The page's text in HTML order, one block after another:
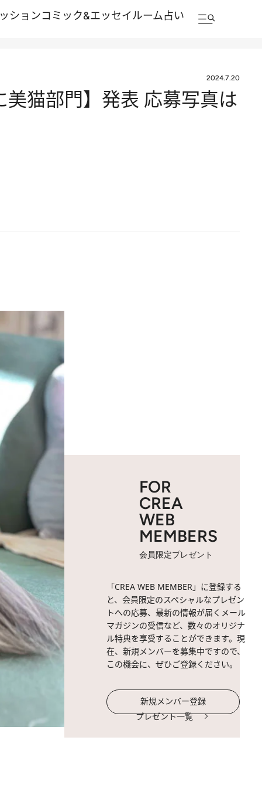
ションコミック&エッセイルーム占い
2024.7.20
猫部門】発表 応募写真は
FOR
CREA
WEB
MEMBERS
会員限定プレゼント
「CREA WEB MEMBER」に登録する
と、会員限定のスペシャルなプレゼン
トへの応募、最新の情報が届くメール
マガジンの受信など、数々のオリジナ
ル特典を享受することができます。現
在、新規メンバーを募集中ですので、
この機会に、ぜひご登録ください。
新規メンバー登録
プレゼント一覧